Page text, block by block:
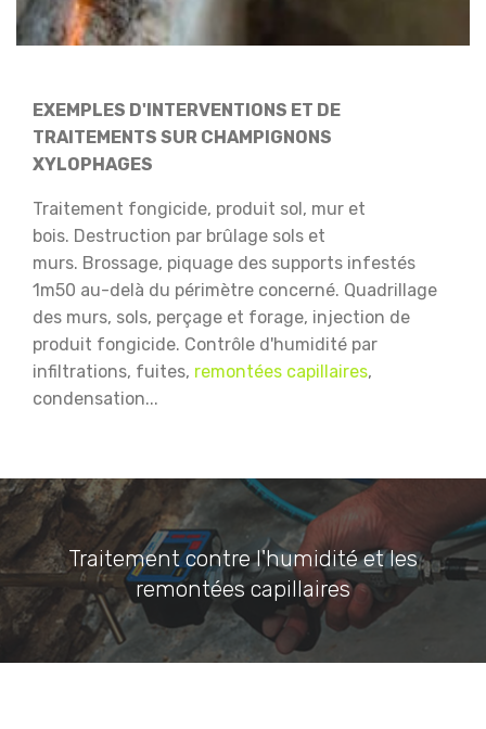
EXEMPLES D'INTERVENTIONS ET DE
TRAITEMENTS SUR CHAMPIGNONS
XYLOPHAGES
Traitement fongicide, produit sol, mur et
bois. Destruction par brûlage sols et
murs. Brossage, piquage des supports infestés
1m50 au-delà du périmètre concerné. Quadrillage
des murs, sols, perçage et forage, injection de
produit fongicide. Contrôle d'humidité par
infiltrations, fuites, remontées capillaires,
condensation...
Traitement contre l'humidité et les
remontées capillaires